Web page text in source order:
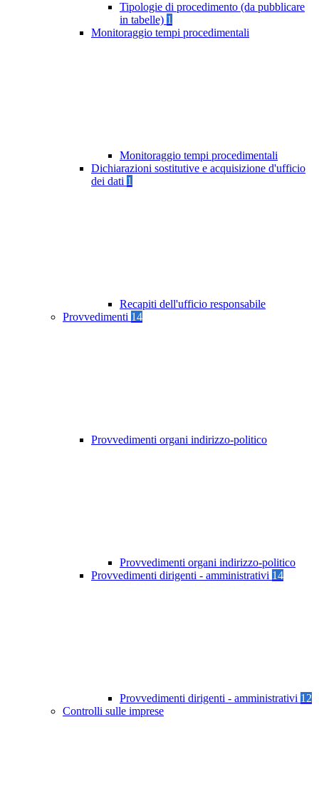
Tipologie di procedimento (da pubblicare
in tabelle) 1
Monitoraggio tempi procedimentali
Monitoraggio tempi procedimentali
Dichiarazioni sostitutive e acquisizione d'ufficio
dei dati 1
Recapiti dell'ufficio responsabile
Provvedimenti 14
Provvedimenti organi indirizzo-politico
Provvedimenti organi indirizzo-politico
Provvedimenti dirigenti - amministrativi 14
Provvedimenti dirigenti - amministrativi 12
Controlli sulle imprese